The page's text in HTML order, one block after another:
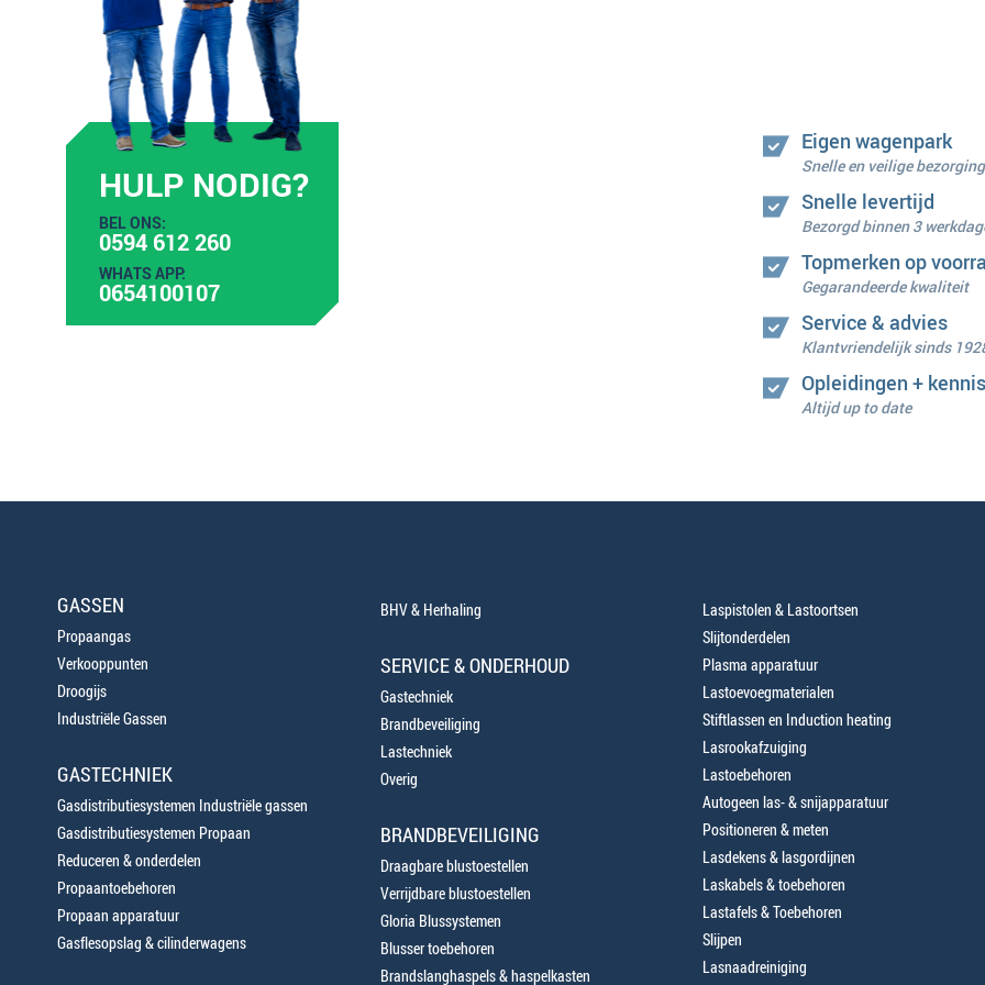
HULP NODIG?
BEL ONS:
0594 612 260
WHATS APP:
0654100107
Eigen wagenpark
Snelle en veilige bezorging
Snelle levertijd
Bezorgd binnen 3
Topmerken op
Gegarandeerde kwaliteit
Service & advies
Klantvriendelijk sinds
Opleidingen + kennis
Altijd up to date
GASSEN
Propaangas
Verkooppunten
Droogijs
Industriële Gassen
GASTECHNIEK
Gasdistributiesystemen Industriële gassen
Gasdistributiesystemen Propaan
Reduceren & onderdelen
Propaantoebehoren
Propaan apparatuur
Gasflesopslag & cilinderwagens
BHV & Herhaling
SERVICE & ONDERHOUD
Gastechniek
Brandbeveiliging
Lastechniek
Overig
BRANDBEVEILIGING
Draagbare blustoestellen
Verrijdbare blustoestellen
Gloria Blussystemen
Blusser toebehoren
Brandslanghaspels & haspelkasten
Laspistolen & Lastoortsen
Slijtonderdelen
Plasma apparatuur
Lastoevoegmaterialen
Stiftlassen en Induction heating
Lasrookafzuiging
Lastoebehoren
Autogeen las- & snijapparatuur
Positioneren & meten
Lasdekens & lasgordijnen
Laskabels & toebehoren
Lastafels & Toebehoren
Slijpen
Lasnaadreiniging